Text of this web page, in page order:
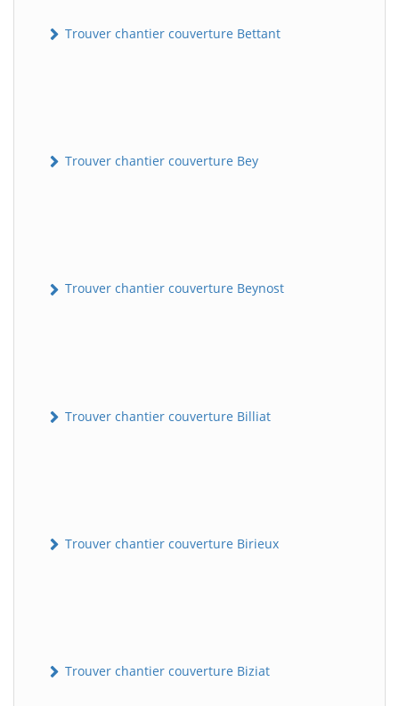
Trouver chantier couverture Bettant
Trouver chantier couverture Bey
Trouver chantier couverture Beynost
Trouver chantier couverture Billiat
Trouver chantier couverture Birieux
Trouver chantier couverture Biziat